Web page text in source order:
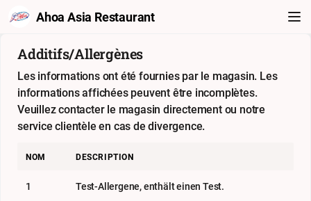
Ahoa Asia Restaurant
Additifs/Allergènes
Les informations ont été fournies par le magasin. Les
informations affichées peuvent être incomplètes.
Veuillez contacter le magasin directement ou notre
service clientèle en cas de divergence.
NOM DESCRIPTION
1 Test-Allergene, enthält einen Test.